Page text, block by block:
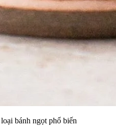
bánh ngọt phổ biến